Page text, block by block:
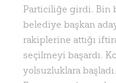
Particiliğe girdi. Bin
belediye başkan
rakiplerine attığı
seçilmeyi başardı.
yolsuzluklara